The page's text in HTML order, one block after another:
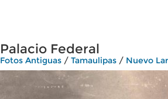
Palacio Federal
Fotos Antiguas / Tamaulipas / Nuevo